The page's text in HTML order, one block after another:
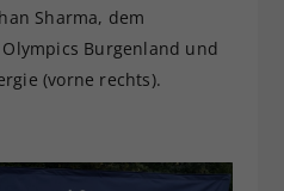
Sharma, dem
Burgenland und
(vorne rechts).